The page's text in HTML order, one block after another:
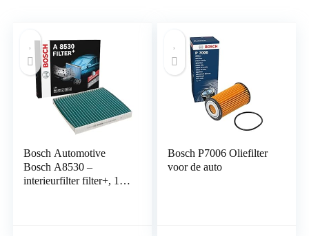
Bosch Automotive
Bosch A8530 –
interieurfilter filter+, 1
Bosch P7006 Oliefilter
voor de auto